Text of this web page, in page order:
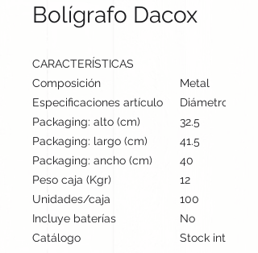
Bolígrafo Dacox
CARACTERÍSTICAS
Composición
Metal
Especificaciones artículo
Diámetro: 1.2
Packaging: alto (cm)
32.5
Packaging: largo (cm)
41.5
Packaging: ancho (cm)
40
Peso caja (Kgr)
12
Unidades/caja
100
Incluye baterías
No
Catálogo
Stock